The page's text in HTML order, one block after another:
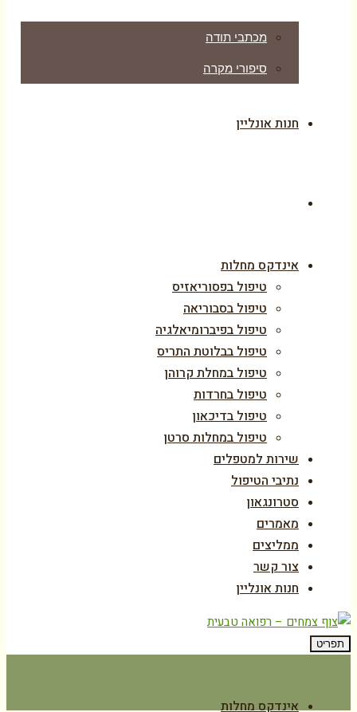
מכתבי תודה
סיפורי מקרה
חנות אונליין
אינדקס מחלות
טיפול בפסוריאזיס
טיפול בסבוריאה
טיפול בפיברומיאלגיה
טיפול בבלוטת התריס
טיפול במחלת קרוהן
טיפול בחרדות
טיפול בדיכאון
טיפול במחלות סרטן
שירות למטפלים
נתיבי הטיפול
סטרונגאון
מאמרים
ממליצים
צור קשר
חנות אונליין
תפריט
אינדקס מחלות